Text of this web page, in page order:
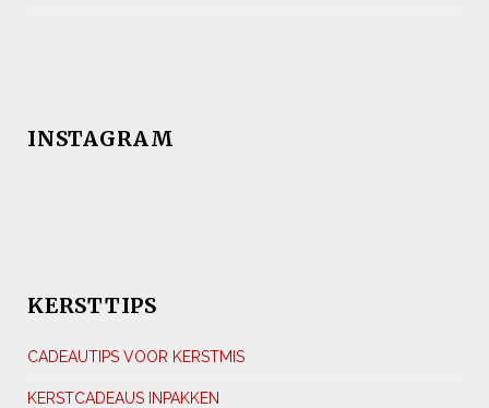
INSTAGRAM
KERSTTIPS
CADEAUTIPS VOOR KERSTMIS
KERSTCADEAUS INPAKKEN